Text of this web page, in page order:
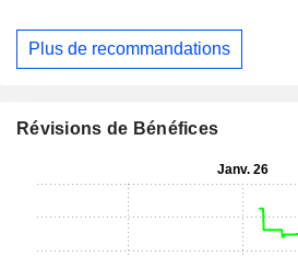
Plus de recommandations
Révisions de Bénéfices